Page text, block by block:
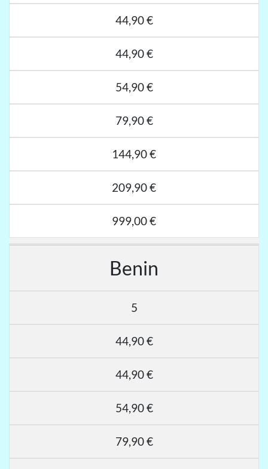
44,90 €
44,90 €
54,90 €
79,90 €
144,90 €
209,90 €
999,00 €
Benin
5
44,90 €
44,90 €
54,90 €
79,90 €